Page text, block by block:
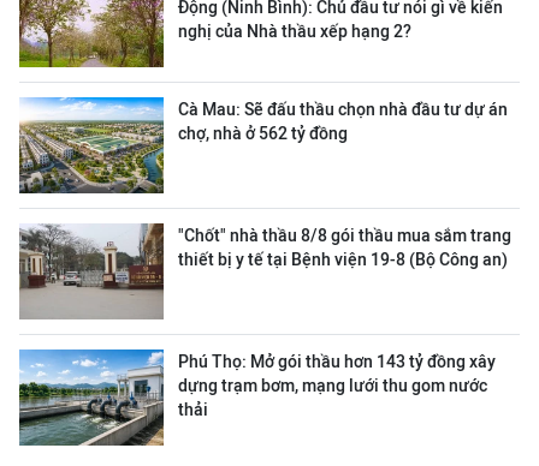
Động (Ninh Bình): Chủ đầu tư nói gì về kiến
nghị của Nhà thầu xếp hạng 2?
Cà Mau: Sẽ đấu thầu chọn nhà đầu tư dự án
chợ, nhà ở 562 tỷ đồng
"Chốt" nhà thầu 8/8 gói thầu mua sắm trang
thiết bị y tế tại Bệnh viện 19-8 (Bộ Công an)
Phú Thọ: Mở gói thầu hơn 143 tỷ đồng xây
dựng trạm bơm, mạng lưới thu gom nước
thải